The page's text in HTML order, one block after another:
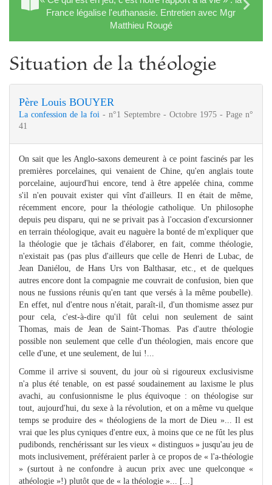
France légalise l'euthanasie. Entretien avec Mgr
Matthieu Rougé
Situation de la théologie
Père Louis BOUYER
La confession de la foi - n°1 Septembre - Octobre 1975 - Page n°
41
On sait que les Anglo-saxons demeurent à ce point fascinés par les
premières porcelaines, qui venaient de Chine, qu'en anglais toute
porcelaine, aujourd'hui encore, tend à être appelée china, comme
s'il n'en pouvait exister qui vînt d'ailleurs. Il en était de même,
récemment encore, pour la théologie catholique. Un philosophe
depuis peu disparu, qui ne se privait pas à l'occasion d'excursionner
en terrain théologique, avait eu naguère la bonté de m'expliquer que
la théologie que je tâchais d'élaborer, en fait, comme théologie,
n'existait pas (pas plus d'ailleurs que celle de Henri de Lubac, de
Jean Daniélou, de Hans Urs von Balthasar, etc., et de quelques
autres encore dont la compagnie me couvrait de confusion, bien que
nous ne fussions réunis qu'en tant que versés à la même poubelle).
En effet, nul d'entre nous n'était, paraît-il, d'un thomisme assez pur
pour cela, c'est-à-dire qu'il fût celui non seulement de saint
Thomas, mais de Jean de Saint-Thomas. Pas d'autre théologie
possible non seulement que celle d'un théologien, mais encore que
celle d'une, et une seulement, de lui !...
Comme il arrive si souvent, du jour où si rigoureux exclusivisme
n'a plus été tenable, on est passé soudainement au laxisme le plus
avachi, au confusionnisme le plus équivoque : on théologise sur
tout, aujourd'hui, du sexe à la révolution, et on a même vu quelque
temps se produire des « théologiens de la mort de Dieu »... Il est
vrai que les plus cyniques d'entre eux, à moins que ce ne fût les plus
pudibonds, renchérissant sur les vieux « distinguos » jusqu'au jeu de
mots inclusivement, préféraient parler à ce propos de « l'a-théologie
» (surtout à ne confondre à aucun prix avec une quelconque «
athéologie »!) plutôt que de « la théologie »... [...]